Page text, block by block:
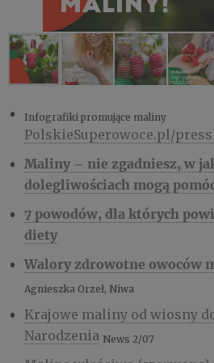
Infografiki promujące maliny
PolskieSuperowoce.pl/
Maliny – nie zgadniesz, w
dolegliwościach mogą
7 powodów, dla których
diety
Walory zdrowotne owoców
Agnieszka Orzeł, Niwa
Krajowe maliny od wiosny
Narodzenia News 2/07